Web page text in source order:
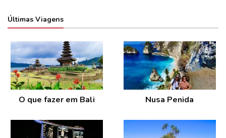
Últimas Viagens
O que fazer em Bali Nusa Penida